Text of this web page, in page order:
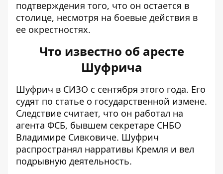
подтверждения того, что он остается в
столице, несмотря на боевые действия в
ее окрестностях.
Что известно об аресте
Шуфрича
Шуфрич в СИЗО с сентября этого года. Его
судят по статье о государственной измене.
Следствие считает, что он работал на
агента ФСБ, бывшем секретаре СНБО
Владимире Сивковиче. Шуфрич
распространял нарративы Кремля и вел
подрывную деятельность.